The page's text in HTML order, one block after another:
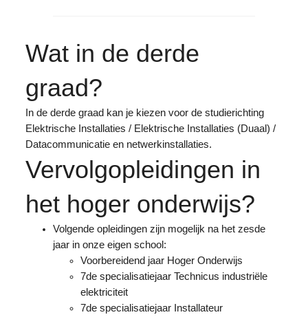
Wat in de derde
graad?
In de derde graad kan je kiezen voor de studierichting
Elektrische Installaties / Elektrische Installaties (Duaal) /
Datacommunicatie en netwerkinstallaties.
Vervolgopleidingen in
het hoger onderwijs?
Volgende opleidingen zijn mogelijk na het zesde
jaar in onze eigen school:
Voorbereidend jaar Hoger Onderwijs
7de specialisatiejaar Technicus industriële
elektriciteit
7de specialisatiejaar Installateur